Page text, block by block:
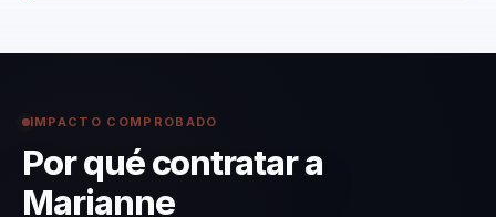
IMPACTO COMPROBADO
Por qué contratar a
Marianne